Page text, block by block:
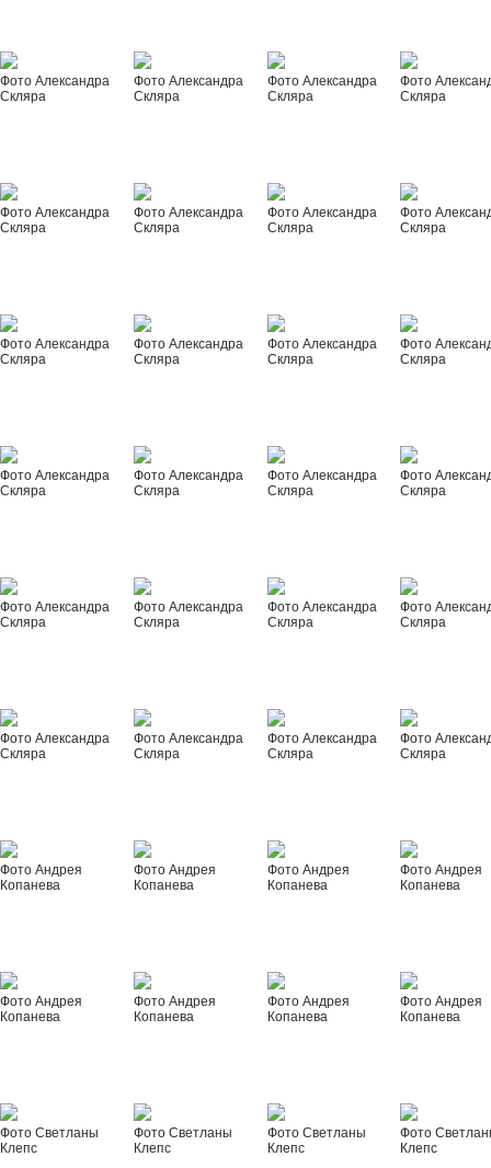
Фото Александра
Скляра
Фото Александра
Скляра
Фото Александра
Скляра
Фото
Скляра
Фото Александра
Скляра
Фото Александра
Скляра
Фото Александра
Скляра
Фото
Скляра
Фото Александра
Скляра
Фото Александра
Скляра
Фото Александра
Скляра
Фото
Скляра
Фото Александра
Скляра
Фото Александра
Скляра
Фото Александра
Скляра
Фото
Скляра
Фото Александра
Скляра
Фото Александра
Скляра
Фото Александра
Скляра
Фото
Скляра
Фото Александра
Скляра
Фото Александра
Скляра
Фото Александра
Скляра
Фото
Скляра
Фото Андрея
Копанева
Фото Андрея
Копанева
Фото Андрея
Копанева
Фото Андрея
Копанева
Фото Андрея
Копанева
Фото Андрея
Копанева
Фото Андрея
Копанева
Фото Андрея
Копанева
Фото Светланы
Клепс
Фото Светланы
Клепс
Фото Светланы
Клепс
Фото
Клепс